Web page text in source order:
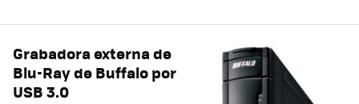
Grabadora externa de
Blu-Ray de Buffalo por
USB 3.0